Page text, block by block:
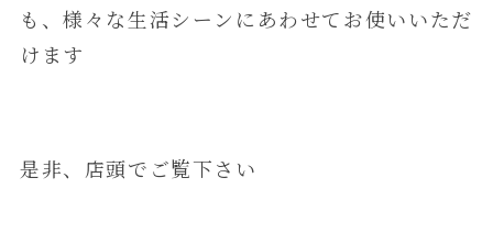
も、様々な生活シーンにあわせてお使いいただ
けます
是非、店頭でご覧下さい